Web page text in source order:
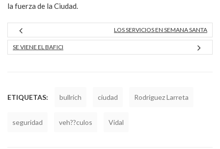
la fuerza de la Ciudad.
LOS SERVICIOS EN SEMANA SANTA
SE VIENE EL BAFICI
ETIQUETAS: bullrich ciudad Rodriguez Larreta
seguridad veh??culos Vidal